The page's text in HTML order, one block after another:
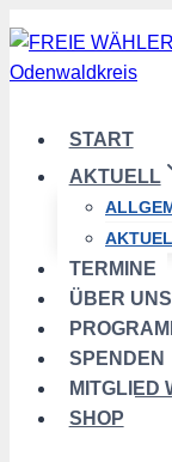
Zum
Inhalt
springen
START
AKTUELL
TERMINE
ÜBER UNS
SPENDEN
MITGLIED
SHOP